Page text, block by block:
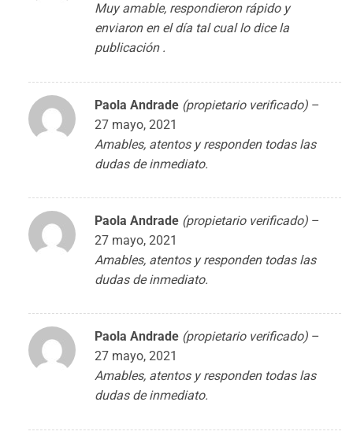
Muy amable, respondieron rápido y
enviaron en el día tal cual lo dice la
publicación .
Paola Andrade (propietario verificado) –
27 mayo, 2021
Amables, atentos y responden todas las
dudas de inmediato.
Paola Andrade (propietario verificado) –
27 mayo, 2021
Amables, atentos y responden todas las
dudas de inmediato.
Paola Andrade (propietario verificado) –
27 mayo, 2021
Amables, atentos y responden todas las
dudas de inmediato.